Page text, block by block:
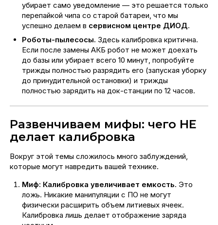
убирает само уведомление — это решается только
перепайкой чипа со старой батареи, что мы
успешно делаем в сервисном центре ДИОД.
Роботы-пылесосы. Здесь калибровка критична.
Если после замены АКБ робот не может доехать
до базы или убирает всего 10 минут, попробуйте
трижды полностью разрядить его (запуская уборку
до принудительной остановки) и трижды
полностью зарядить на док-станции по 12 часов.
Развенчиваем мифы: чего НЕ
делает калибровка
Вокруг этой темы сложилось много заблуждений,
которые могут навредить вашей технике.
Миф: Калибровка увеличивает емкость. Это
ложь. Никакие манипуляции с ПО не могут
физически расширить объем литиевых ячеек.
Калибровка лишь делает отображение заряда